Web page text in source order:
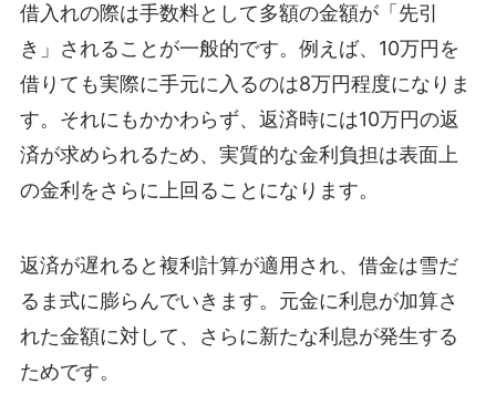
借入れの際は手数料として多額の金額が「先引
き」されることが一般的です。例えば、10万円を
借りても実際に手元に入るのは8万円程度になりま
す。それにもかかわらず、返済時には10万円の返
済が求められるため、実質的な金利負担は表面上
の金利をさらに上回ることになります。
返済が遅れると複利計算が適用され、借金は雪だ
るま式に膨らんでいきます。元金に利息が加算さ
れた金額に対して、さらに新たな利息が発生する
ためです。